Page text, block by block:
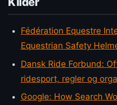
Fédération Equestre
Equestrian Safety
Dansk Ride Forbund:
ridesport, regler og
Google: How Search